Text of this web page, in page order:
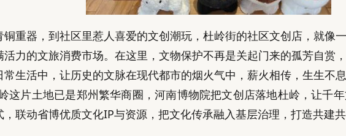
铜重器，到社区里惹人喜爱的文创潮玩，杜岭街的社区文创店，就像
力的文旅消费市场。在这里，文物保护不再是关起门来的孤芳自赏
生活中，让历史的文脉在现代都市的烟火气中，薪火相传，生生不
这片土地已是郑州繁华商圈，河南博物院把文创店落地杜岭，让千
联动省博优质文化IP与资源，把文化传承融入基层治理，打造共建